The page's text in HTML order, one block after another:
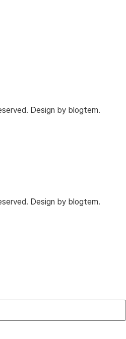
Design by blogtem.
Design by blogtem.